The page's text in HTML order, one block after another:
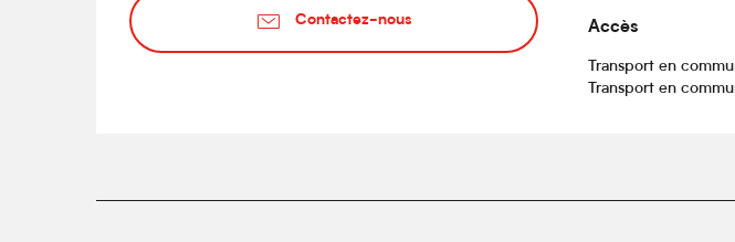
Contactez-nous Accès
Accès
Transport en
Transport en